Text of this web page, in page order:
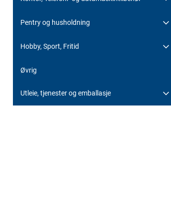
Pentry og husholdning
Hobby, Sport, Fritid
Øvrig
Utleie, tjenester og emballasje